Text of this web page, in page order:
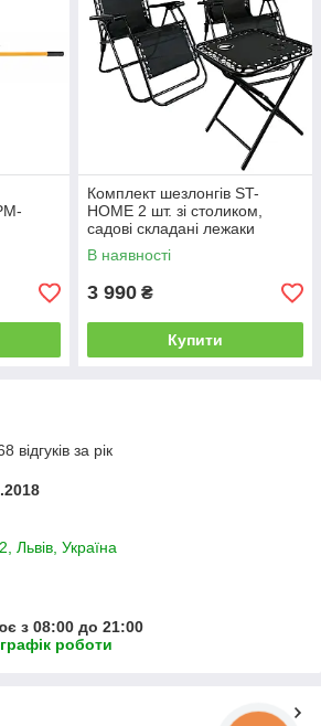
Комплект шезлонгів ST-
HOME 2 шт. зі столиком,
садові складані лежаки
В наявності
3 990 ₴
Купити
за рік
Львів, Україна
з 08:00 до 21:00
роботи